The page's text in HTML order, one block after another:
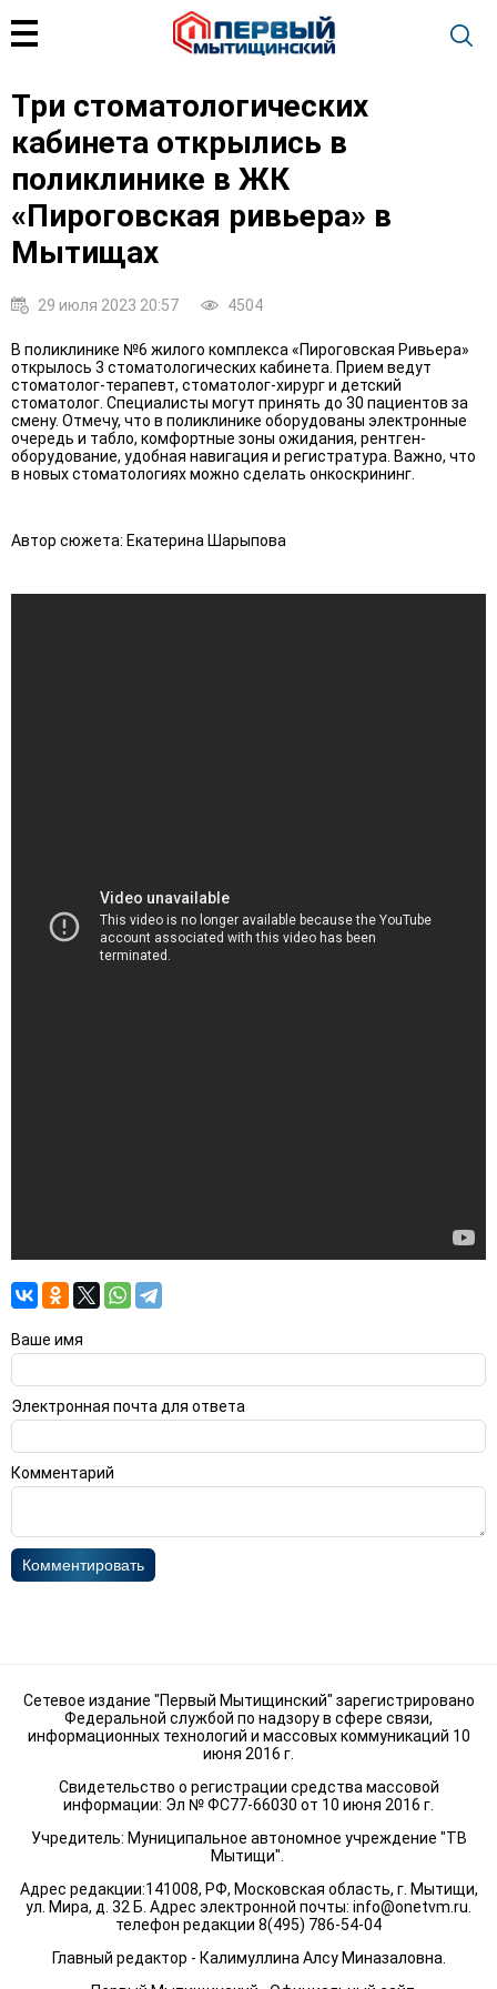
Три стоматологических
кабинета открылись в
поликлинике в ЖК
«Пироговская ривьера» в
Мытищах
29 июля 2023 20:57 4504
В поликлинике №6 жилого комплекса «Пироговская Ривьера»
открылось 3 стоматологических кабинета. Прием ведут
стоматолог-терапевт, стоматолог-хирург и детский
стоматолог. Специалисты могут принять до 30 пациентов за
смену. Отмечу, что в поликлинике оборудованы электронные
очередь и табло, комфортные зоны ожидания, рентген-
оборудование, удобная навигация и регистратура. Важно, что
в новых стоматологиях можно сделать онкоскрининг.
Автор сюжета: Екатерина Шарыпова
Ваше имя
Электронная почта для ответа
Комментарий
Комментировать
Сетевое издание "Первый Мытищинский" зарегистрировано
Федеральной службой по надзору в сфере связи,
информационных технологий и массовых коммуникаций 10
июня 2016 г.
Свидетельство о регистрации средства массовой
информации: Эл № ФС77-66030 от 10 июня 2016 г.
Учредитель: Муниципальное автономное учреждение "ТВ
Мытищи".
Адрес редакции:141008, РФ, Московская область, г. Мытищи,
ул. Мира, д. 32 Б. Адрес электронной почты: info@onetvm.ru
телефон редакции 8(495) 786-54-04
Главный редактор - Калимуллина Алсу Миназаловна.